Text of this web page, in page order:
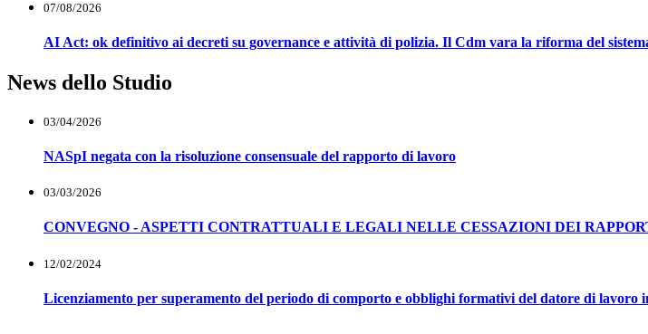
07/08/2026
AI Act: ok definitivo ai decreti su governance e attività di polizia. Il Cdm vara la riforma del
News dello Studio
03/04/2026
NASpI negata con la risoluzione consensuale del rapporto di lavoro
03/03/2026
CONVEGNO - ASPETTI CONTRATTUALI E LEGALI NELLE CESSAZIONI DEI
12/02/2024
Licenziamento per superamento del periodo di comporto e obblighi formativi del datore di